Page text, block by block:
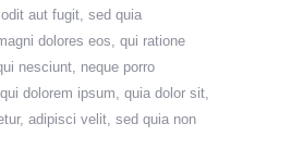
aut fugit, sed quia
dolores eos, qui ratione
nesciunt, neque porro
dolorem ipsum, quia dolor sit,
adipisci velit, sed quia non